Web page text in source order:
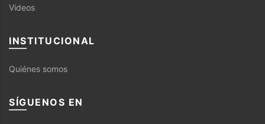
Videos
INSTITUCIONAL
Quiénes somos
SÍGUENOS EN